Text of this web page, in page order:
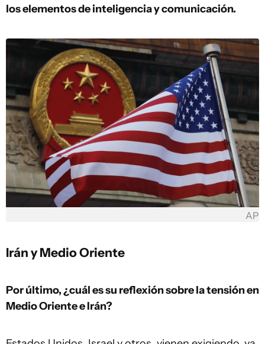
los elementos de inteligencia y comunicación.
AP
Irán y Medio Oriente
Por último, ¿cuál es su reflexión sobre la tensión en
Medio Oriente e Irán?